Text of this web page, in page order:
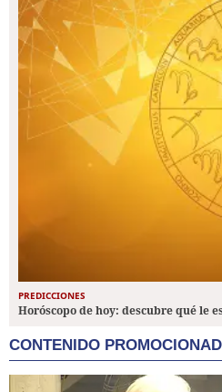
PREDICCIONES
Horóscopo de hoy: descubre qué le
CONTENIDO